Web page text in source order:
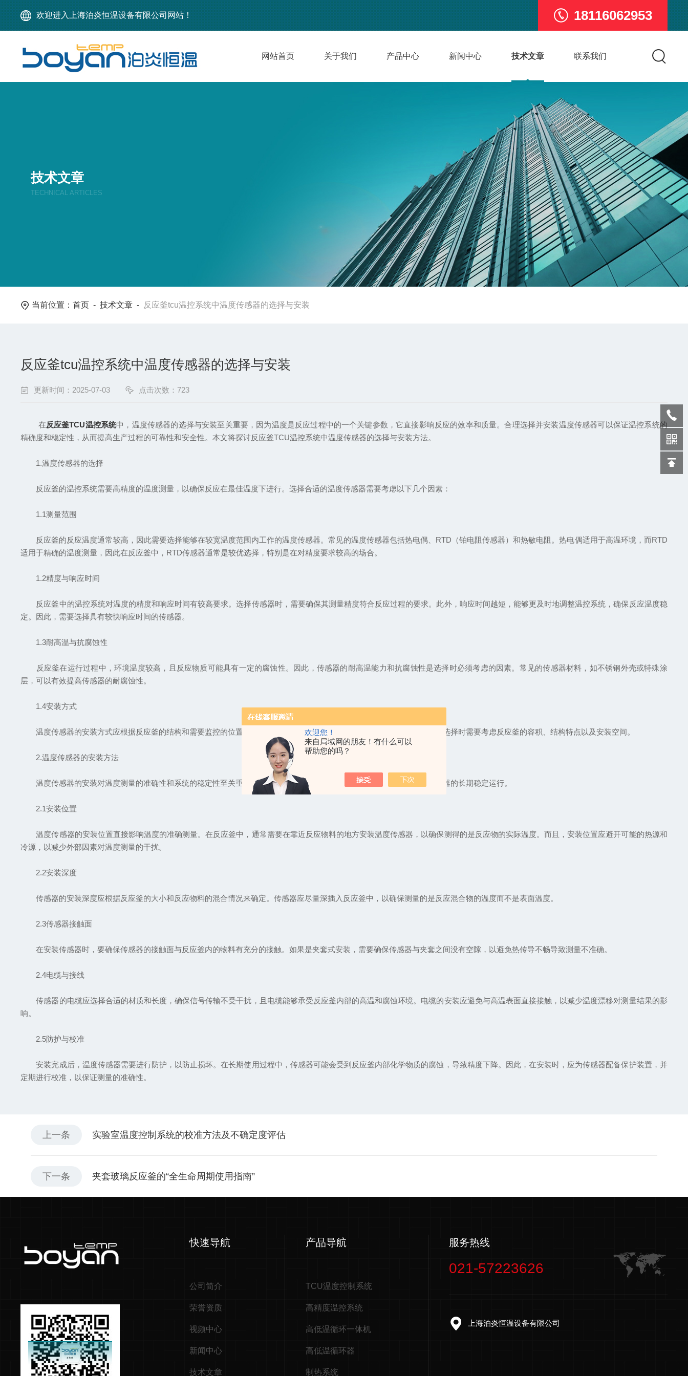
欢迎您！
来自局域网的朋友！有什么可以
帮助您的吗？
欢迎进入上海泊炎恒温设备有限公司网站！ 18116062953
网站首页 关于我们 产品中心 新闻中心 技术文章 联系我们
技术文章
TECHNICAL ARTICLES
当前位置：首页 -技术文章 - 反应釜tcu温控系统中温度传感器的选择与安装
反应釜tcu温控系统中温度传感器的选择与安装
更新时间：2025-07-03 点击次数：723
在反应釜TCU温控系统中，温度传感器的选择与安装至关重要，因为温度是反应过程中的一个关键参数，它直接影响反应的效率和质量。合理选择并安装温度传感器可以保证温控系统的
精确度和稳定性，从而提高生产过程的可靠性和安全性。本文将探讨反应釜TCU温控系统中温度传感器的选择与安装方法。
1.温度传感器的选择
反应釜的温控系统需要高精度的温度测量，以确保反应在最佳温度下进行。选择合适的温度传感器需要考虑以下几个因素：
1.1测量范围
反应釜的反应温度通常较高，因此需要选择能够在较宽温度范围内工作的温度传感器。常见的温度传感器包括热电偶、RTD（铂电阻传感器）和热敏电阻。热电偶适用于高温环境，而RTD
适用于精确的温度测量，因此在反应釜中，RTD传感器通常是较优选择，特别是在对精度要求较高的场合。
1.2精度与响应时间
反应釜中的温控系统对温度的精度和响应时间有较高要求。选择传感器时，需要确保其测量精度符合反应过程的要求。此外，响应时间越短，能够更及时地调整温控系统，确保反应温度稳
定。因此，需要选择具有较快响应时间的传感器。
1.3耐高温与抗腐蚀性
反应釜在运行过程中，环境温度较高，且反应物质可能具有一定的腐蚀性。因此，传感器的耐高温能力和抗腐蚀性是选择时必须考虑的因素。常见的传感器材料，如不锈钢外壳或特殊涂
层，可以有效提高传感器的耐腐蚀性。
1.4安装方式
温度传感器的安装方式应根据反应釜的结构和需要监控的位置来选择。常见的安装方式包括浸入式、夹套式和外部式等。选择时需要考虑反应釜的容积、结构特点以及安装空间。
2.温度传感器的安装方法
温度传感器的安装对温度测量的准确性和系统的稳定性至关重要。合理的安装方法可以避免温度测量的误差，并确保传感器的长期稳定运行。
2.1安装位置
温度传感器的安装位置直接影响温度的准确测量。在反应釜中，通常需要在靠近反应物料的地方安装温度传感器，以确保测得的是反应物的实际温度。而且，安装位置应避开可能的热源和
冷源，以减少外部因素对温度测量的干扰。
2.2安装深度
传感器的安装深度应根据反应釜的大小和反应物料的混合情况来确定。传感器应尽量深插入反应釜中，以确保测量的是反应混合物的温度而不是表面温度。
2.3传感器接触面
在安装传感器时，要确保传感器的接触面与反应釜内的物料有充分的接触。如果是夹套式安装，需要确保传感器与夹套之间没有空隙，以避免热传导不畅导致测量不准确。
2.4电缆与接线
传感器的电缆应选择合适的材质和长度，确保信号传输不受干扰，且电缆能够承受反应釜内部的高温和腐蚀环境。电缆的安装应避免与高温表面直接接触，以减少温度漂移对测量结果的影
响。
2.5防护与校准
安装完成后，温度传感器需要进行防护，以防止损坏。在长期使用过程中，传感器可能会受到反应釜内部化学物质的腐蚀，导致精度下降。因此，在安装时，应为传感器配备保护装置，并
定期进行校准，以保证测量的准确性。
上一条 实验室温度控制系统的校准方法及不确定度评估
下一条 夹套玻璃反应釜的“全生命周期使用指南”
快速导航
公司简介
荣誉资质
视频中心
新闻中心
技术文章
产品导航
TCU温度控制系统
高精度温控系统
高低温循环一体机
高低温循环器
制热系统
服务热线
021-57223626
上海泊炎恒温设备有限公司